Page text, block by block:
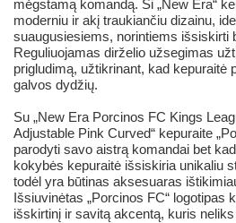
mėgstamą komandą. Ši „New Era“
moderniu ir akį traukiančiu dizainu,
suaugusiesiems, norintiems išsiskirti
Reguliuojamas dirželio užsegimas
prigludimą, užtikrinant, kad kepuraitė
galvos dydžių.
Su „New Era Porcinos FC Kings
Adjustable Pink Curved“ kepuraite
parodyti savo aistrą komandai bet
kokybės kepuraitė išsiskiria unikaliu
todėl yra būtinas aksesuaras
Išsiuvinėtas „Porcinos FC“ logotipas
išskirtinį ir savitą akcentą, kuris